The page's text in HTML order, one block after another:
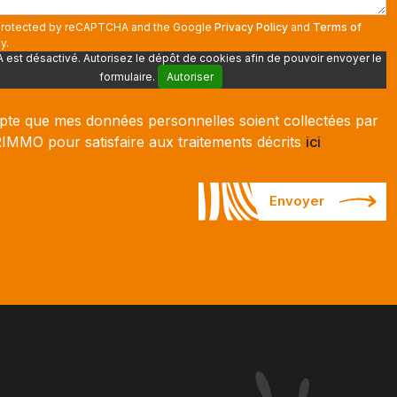
by reCAPTCHA and the Google Privacy Policy and Terms of
est désactivé. Autorisez le dépôt de cookies afin de pouvoir envoyer le
formulaire.
Autoriser
que mes données personnelles soient collectées par
pour satisfaire aux traitements décrits ici
Envoyer